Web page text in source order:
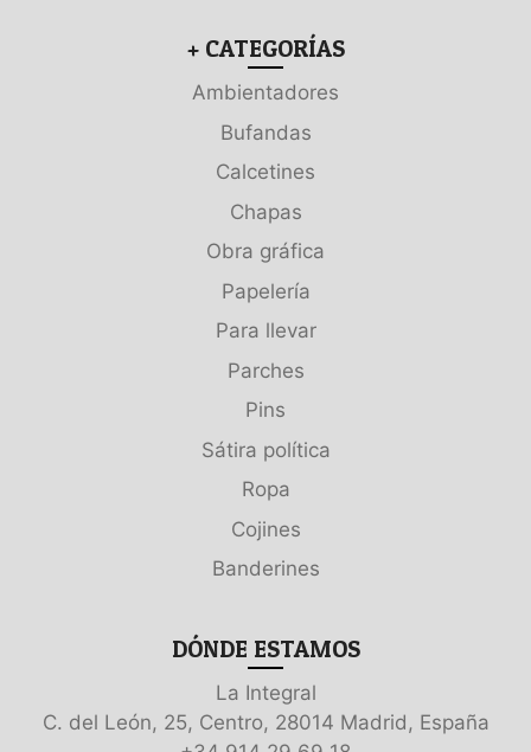
+ CATEGORÍAS
Ambientadores
Bufandas
Calcetines
Chapas
Obra gráfica
Papelería
Para llevar
Parches
Pins
Sátira política
Ropa
Cojines
Banderines
DÓNDE ESTAMOS
La Integral
C. del León, 25, Centro, 28014 Madrid, España